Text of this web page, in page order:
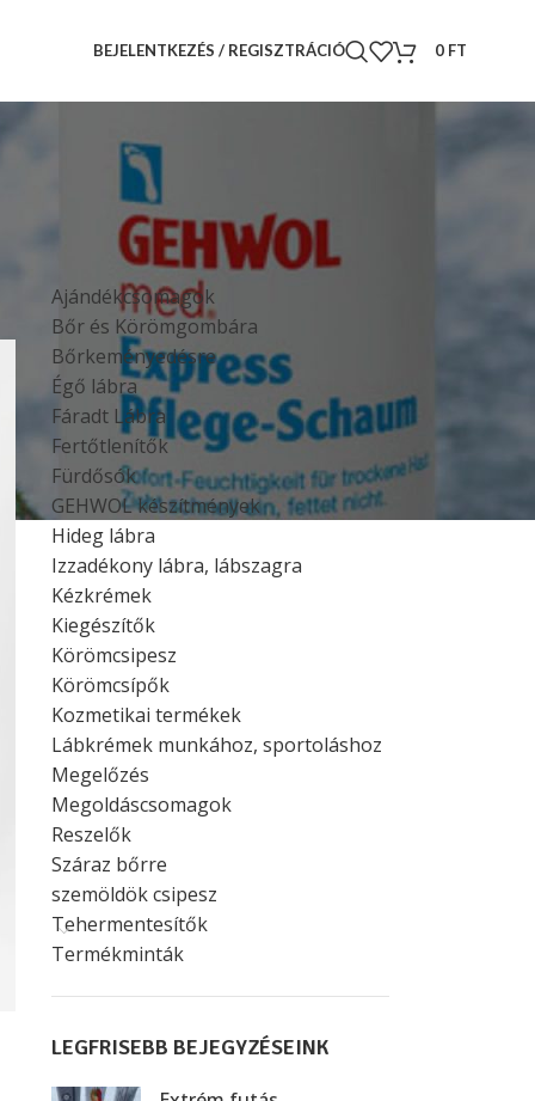
BEJELENTKEZÉS / REGISZTRÁCIÓ 0 FT
TERMÉKKATEGÓRIÁK
Ajándékcsomagok
Bőr és Körömgombára
Bőrkeményedésre
Égő lábra
Fáradt Lábra
Fertőtlenítők
Fürdősók
GEHWOL készítmények
Hideg lábra
Izzadékony lábra, lábszagra
Kézkrémek
Kiegészítők
Körömcsipesz
Körömcsípők
Kozmetikai termékek
Lábkrémek munkához, sportoláshoz
Megelőzés
Megoldáscsomagok
Reszelők
Száraz bőrre
szemöldök csipesz
Tehermentesítők
Termékminták
LEGFRISEBB BEJEGYZÉSEINK